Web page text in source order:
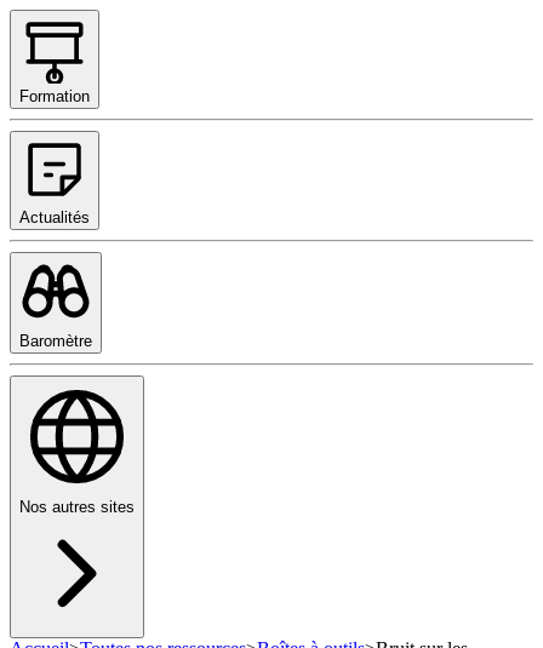
Formation
Actualités
Baromètre
Nos autres sites